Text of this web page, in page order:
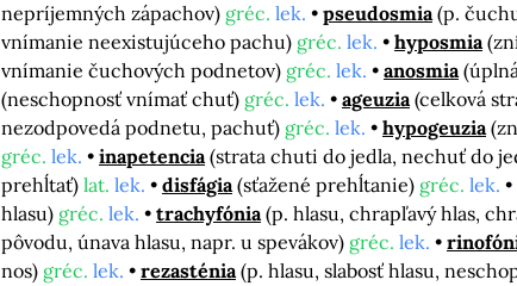
nepríjemných zápachov) gréc. lek. pseudosmia (p.
vnímanie neexistujúceho pachu) gréc. lek. hyposmia
vnímanie čuchových podnetov) gréc. lek. anosmia
(neschopnosť vnímať chuť) gréc. lek. ageuzia (celková
nezodpovedá podnetu, pachuť) gréc. lek. hypogeuzia
gréc. lek. inapetencia (strata chuti do jedla, nechuť do
prehĺtať) lat. lek. disfágia (sťažené prehĺtanie) gréc. lek.
hlasu) gréc. lek. trachyfónia (p. hlasu, chrapľavý hlas,
pôvodu, únava hlasu, napr. u spevákov) gréc. lek.
nos) gréc. lek. rezasténia (p. hlasu, slabosť hlasu,